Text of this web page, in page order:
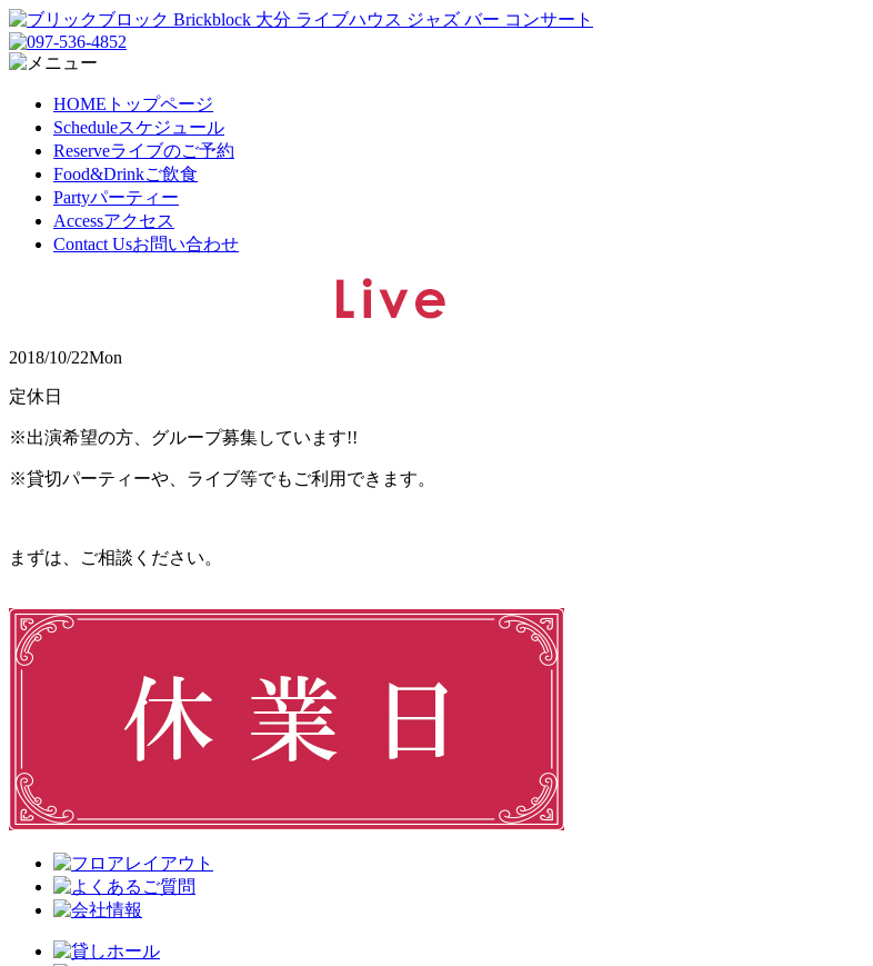
HOME トップページ
Scheduleスケジュール
Reserveライブのご予約
Food&Drinkご飲食
Partyパーティー
Accessアクセス
Contact Usお問い合わせ
2018/10/22Mon
定休日
※出演希望の方、グループ募集しています!!
※貸切パーティーや、ライブ等でもご利用できます。
まずは、ご相談ください。